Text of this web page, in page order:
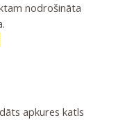
nodrošināta
apkures katls